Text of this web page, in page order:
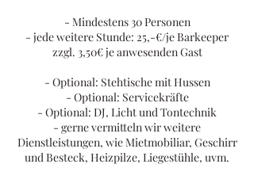
- Mindestens 30 Personen
- jede weitere Stunde: 25,-€/je Barkeeper
zzgl. 3,50€ je anwesenden Gast
- Optional: Stehtische mit Hussen
- Optional: Servicekräfte
- Optional: DJ, Licht und Tontechnik
- gerne vermitteln wir weitere
Dienstleistungen, wie Mietmobiliar, Geschirr
und Besteck, Heizpilze, Liegestühle, uvm.